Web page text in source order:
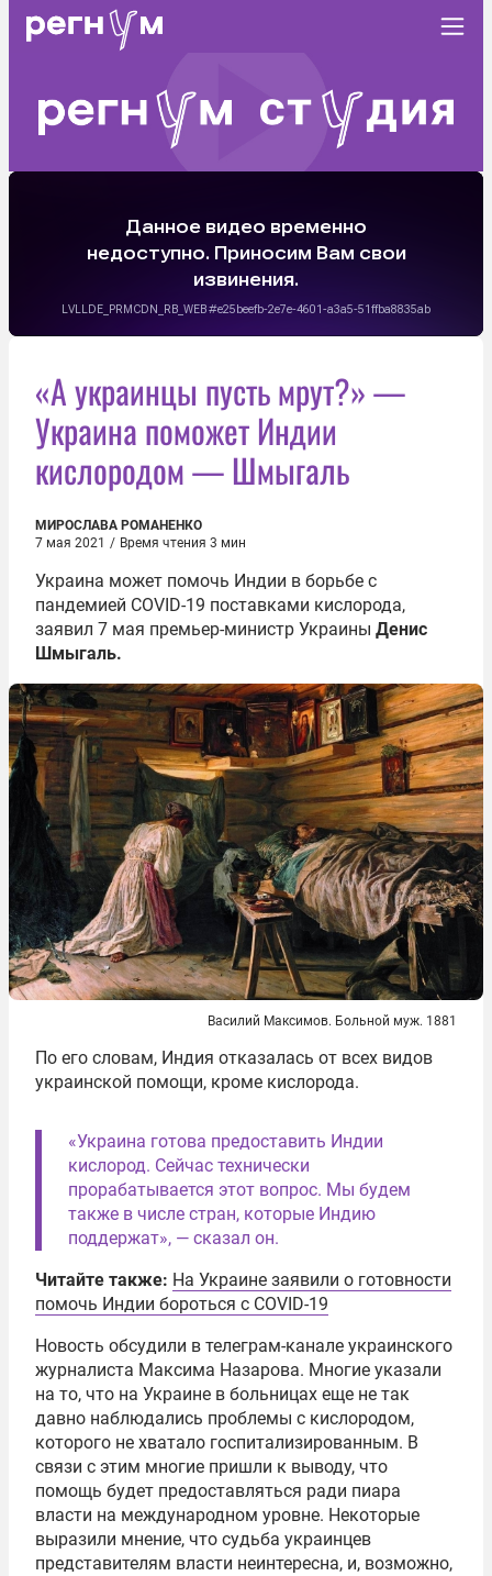
«А украинцы пусть мрут?» —
Украина поможет Индии
кислородом — Шмыгаль
МИРОСЛАВА РОМАНЕНКО
7 мая 2021 / Время чтения 3 мин
Украина может помочь Индии в борьбе с
пандемией COVID-19 поставками кислорода,
заявил 7 мая премьер-министр Украины Денис
Шмыгаль.
Василий Максимов. Больной муж. 1881
По его словам, Индия отказалась от всех видов
украинской помощи, кроме кислорода.
«Украина готова предоставить Индии
кислород. Сейчас технически
прорабатывается этот вопрос. Мы будем
также в числе стран, которые Индию
поддержат», — сказал он.
Читайте также: На Украине заявили о готовности
помочь Индии бороться с COVID-19
Новость обсудили в телеграм-канале украинского
журналиста Максима Назарова. Многие указали
на то, что на Украине в больницах еще не так
давно наблюдались проблемы с кислородом,
которого не хватало госпитализированным. В
связи с этим многие пришли к выводу, что
помощь будет предоставляться ради пиара
власти на международном уровне. Некоторые
выразили мнение, что судьба украинцев
представителям власти неинтересна, и, возможно,